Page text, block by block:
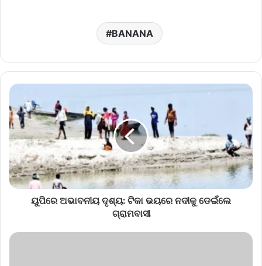
BANANA
ୟୁପିରେ ଅଭାବନୀୟ ଦୃଶ୍ୟ: ଟିକା ଭୟରେ ନଦୀକୁ ଡେଇଁଲେ
ଗ୍ରାମବାସୀ